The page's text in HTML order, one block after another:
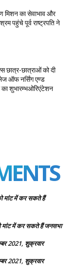
मिशन का सेवाभाव और
पहुंचे पूर्व राष्ट्रपति ने
छात्र-छात्राओं को दी
ऑफ नर्सिंग एण्ड
शुभारम्भओरिएंटेशन
मांट में कर सकते हैं
मांट में कर सकते हैं जनसभा
2021, शुक्रवार
2021, शुक्रवार